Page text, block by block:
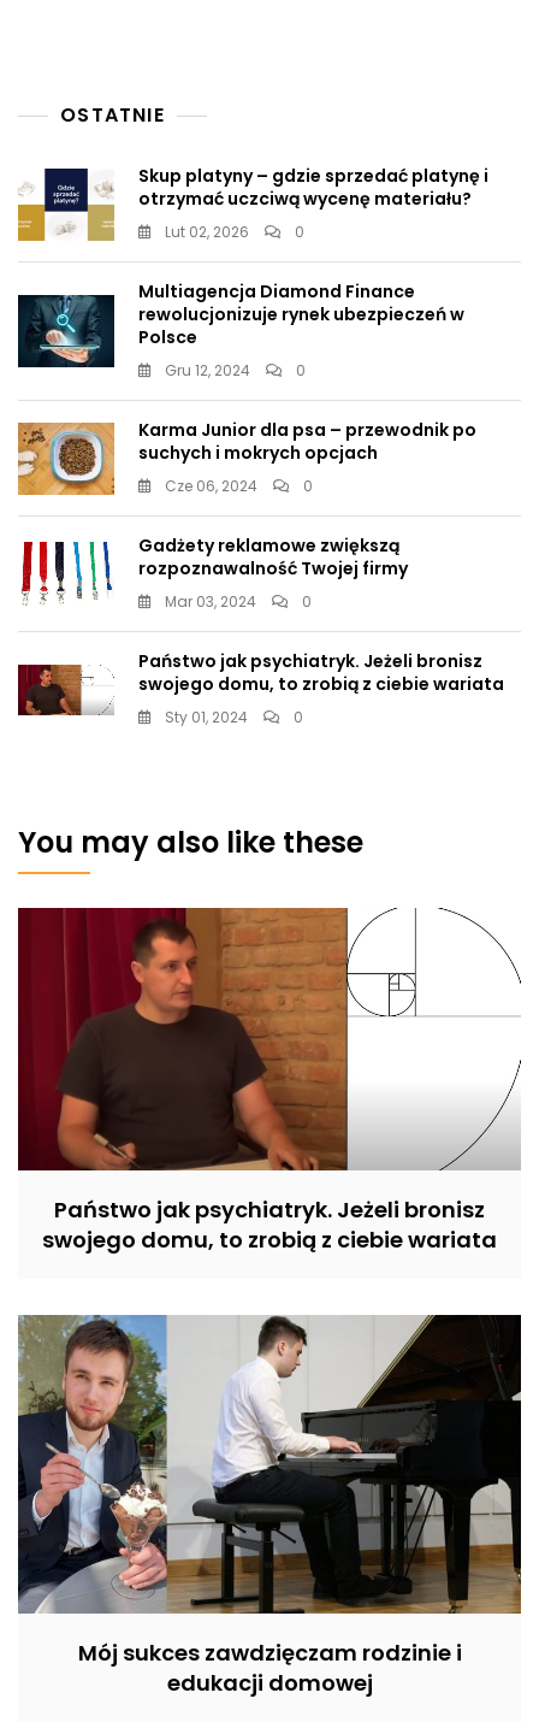
OSTATNIE
Skup platyny – gdzie sprzedać platynę i
otrzymać uczciwą wycenę materiału?
Lut 02, 2026 0
Multiagencja Diamond Finance
rewolucjonizuje rynek ubezpieczeń w
Polsce
Gru 12, 2024 0
Karma Junior dla psa – przewodnik po
suchych i mokrych opcjach
Cze 06, 2024 0
Gadżety reklamowe zwiększą
rozpoznawalność Twojej firmy
Mar 03, 2024 0
Państwo jak psychiatryk. Jeżeli bronisz
swojego domu, to zrobią z ciebie wariata
Sty 01, 2024 0
You may also like these
Państwo jak psychiatryk. Jeżeli bronisz
swojego domu, to zrobią z ciebie wariata
Mój sukces zawdzięczam rodzinie i
edukacji domowej